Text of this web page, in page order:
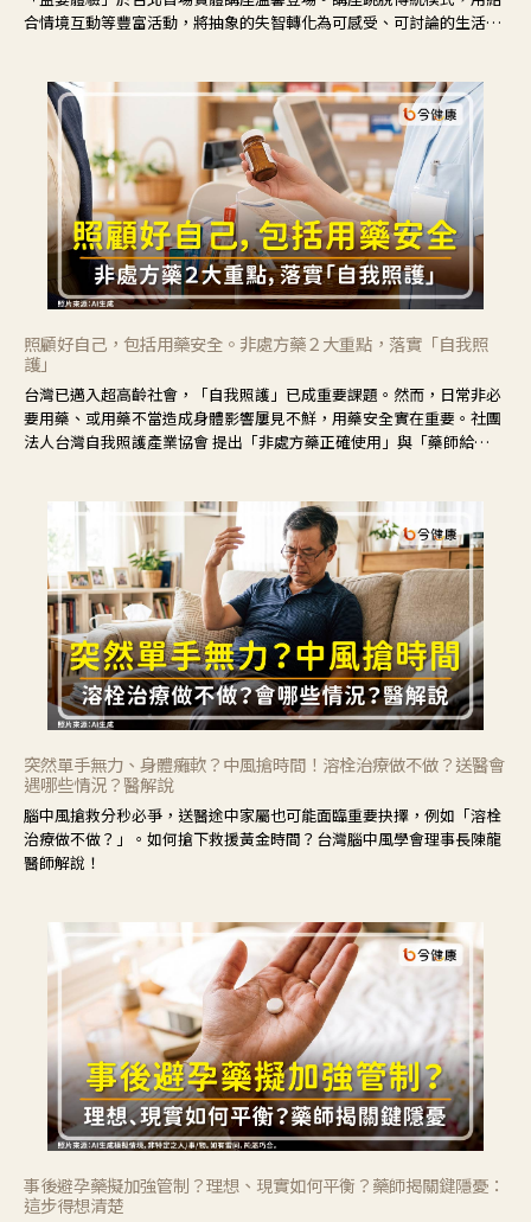
合情境互動等豐富活動，將抽象的失智轉化為可感受、可討論的生活情
照顧好自己，包括用藥安全。非處方藥２大重點，落實「自我照
護」
台灣已邁入超高齡社會，「自我照護」已成重要課題。然而，日常非必
要用藥、或用藥不當造成身體影響屢見不鮮，用藥安全實在重要。社團
法人台灣自我照護產業協會 提出「非處方藥正確使用」與「藥師給
突然單手無力、身體癱軟？中風搶時間！溶栓治療做不做？送醫會
遇哪些情況？醫解說
腦中風搶救分秒必爭，送醫途中家屬也可能面臨重要抉擇，例如「溶栓
治療做不做？」。如何搶下救援黃金時間？台灣腦中風學會理事長陳龍
醫師解說！
事後避孕藥擬加強管制？理想、現實如何平衡？藥師揭關鍵隱憂：
這步得想清楚